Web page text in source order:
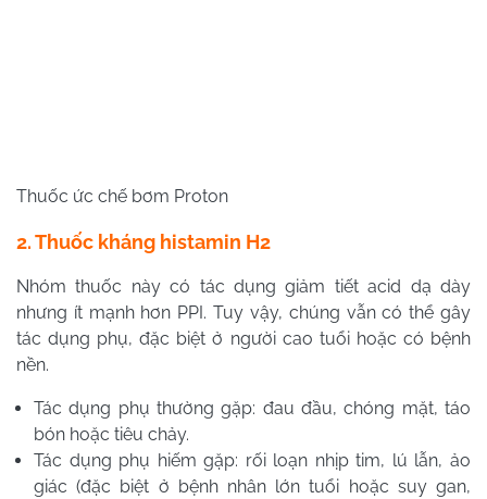
Thuốc ức chế bơm Proton
2. Thuốc kháng histamin H2
Nhóm thuốc này có tác dụng giảm tiết acid dạ dày
nhưng ít mạnh hơn PPI. Tuy vậy, chúng vẫn có thể gây
tác dụng phụ, đặc biệt ở người cao tuổi hoặc có bệnh
nền.
Tác dụng phụ thường gặp: đau đầu, chóng mặt, táo
bón hoặc tiêu chảy.
Tác dụng phụ hiếm gặp: rối loạn nhịp tim, lú lẫn, ảo
giác (đặc biệt ở bệnh nhân lớn tuổi hoặc suy gan,